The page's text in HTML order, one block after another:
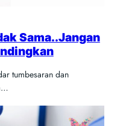
Sama..Jangan
tumbesaran dan